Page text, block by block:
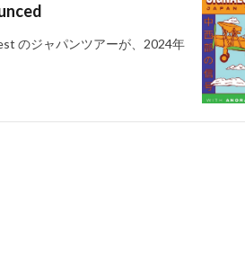
のジャパンツアーが、2024年